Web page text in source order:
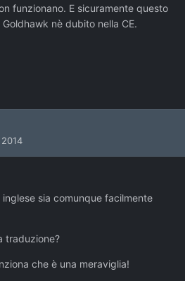
funzionano. E sicuramente questo
nè dubito nella CE.
sia comunque facilmente
traduzione?
che è una meraviglia!